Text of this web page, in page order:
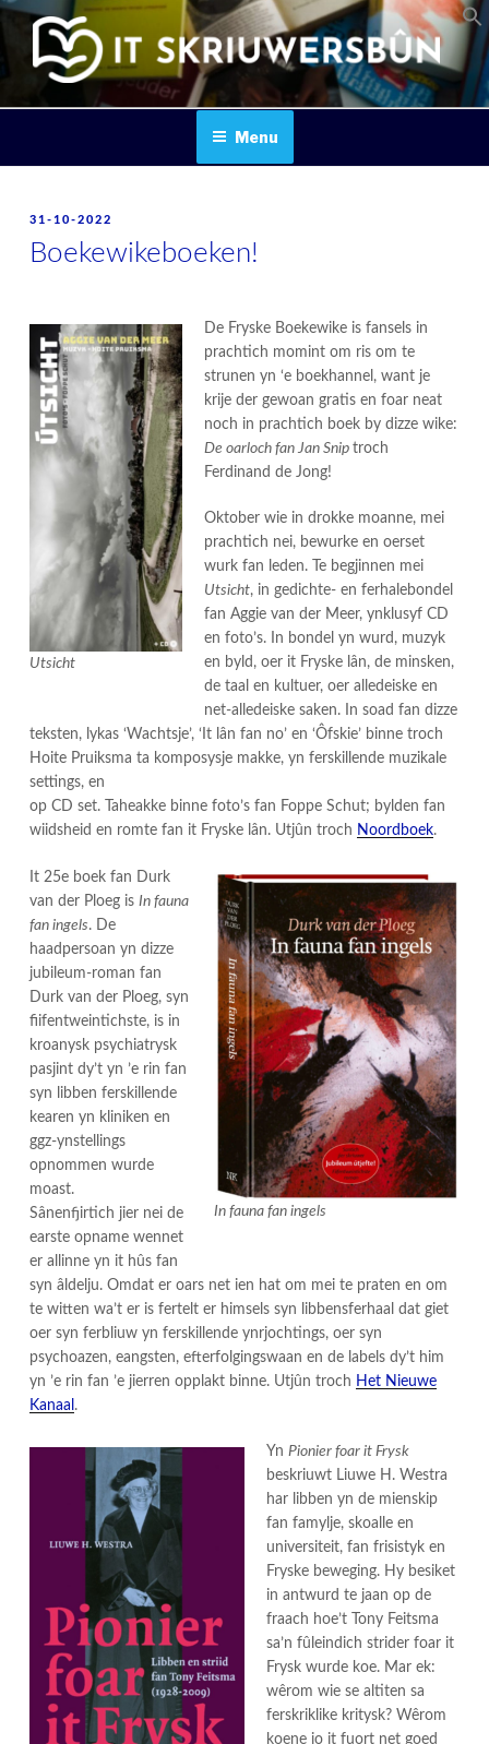
Skip
content
IT SKRIUWERSBOUN
Menu
POSTED
31-10-2022
Boekewikeboeken!
Utsicht
De Fryske Boekewike is fansels in
prachtich momint om ris om te
strunen yn ‘e boekhannel, want je
krije der gewoan gratis en foar neat
noch in prachtich boek by dizze wike:
De oarloch fan Jan Sniptroch
Ferdinand de Jong!
Oktober wie in drokke moanne, mei
prachtich nei, bewurke en oerset
wurk fan leden. Te begjinnen mei
Utsicht, in gedichte- en ferhalebondel
fan Aggie van der Meer, ynklusyf CD
en foto’s. In bondel yn wurd, muzyk
en byld, oer it Fryske lân, de minsken,
de taal en kultuer, oer alledeiske en
net-alledeiske saken. In soad fan dizze
teksten, lykas ‘Wachtsje’, ‘It lân fan no’ en ‘Ôfskie’ binne troch
Hoite Pruiksma ta komposysje makke, yn ferskillende muzikale
settings, en
op CD set. Taheakke binne foto’s fan Foppe Schut; bylden fan
wiidsheid en romte fan it Fryske lân. Utjûn troch Noordboek.
In fauna fan ingels
It 25e boek fan Durk
van der Ploeg is In fauna
fan ingels. De
haadpersoan yn dizze
jubileum-roman fan
Durk van der Ploeg, syn
fiifentweintichste, is in
kroanysk psychiatrysk
pasjint dy’t yn ’e rin fan
syn libben ferskillende
kearen yn kliniken en
ggz-ynstellings
opnommen wurde
moast.
Sânenfjirtich jier nei de
earste opname wennet
er allinne yn it hûs fan
syn âldelju. Omdat er oars net ien hat om mei te praten en om
te witten wa’t er is fertelt er himsels syn libbensferhaal dat giet
oer syn ferbliuw yn ferskillende ynrjochtings, oer syn
psychoazen, eangsten, efterfolgingswaan en de labels dy’t him
yn ’e rin fan ’e jierren opplakt binne. Utjûn troch Het Nieuwe
Kanaal .
YnPionier foar it Frysk
beskriuwt Liuwe H. Westra
har libben yn de mienskip
fan famylje, skoalle en
universiteit, fan frisistyk en
Fryske beweging. Hy besiket
in antwurd te jaan op de
fraach hoe’t Tony Feitsma
sa’n fûleindich strider foar it
Frysk wurde koe. Mar ek:
wêrom wie se altiten sa
ferskriklike kritysk? Wêrom
koene jo it fuort net goed